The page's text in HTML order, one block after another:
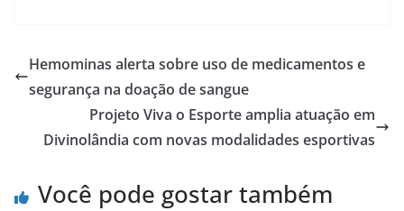
Hemominas alerta sobre uso de medicamentos e
segurança na doação de sangue
Projeto Viva o Esporte amplia atuação em
Divinolândia com novas modalidades esportivas
Você pode gostar também